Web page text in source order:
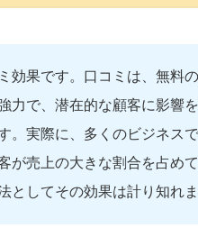
効果です。口コミは、無料
力で、潜在的な顧客に影響
。実際に、多くのビジネス
が売上の大きな割合を占めて
としてその効果は計り知れま